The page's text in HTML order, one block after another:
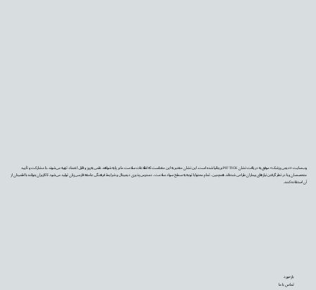
وب‌سایت «دیجی‌پزشک» موفق به دریافت نشان PIF TICK بریتانیا شده است. این نشان معتبر به این معناست که اطلاعات سلامت ما بر پایه شواهد علمی به‌روز و قابل اعتماد تهیه می‌شوند، با مشارکت و تأیید
متخصصان و با در نظر گرفتن نیازهای بیماران طراحی شده‌اند. همچنین، تمام محتوا با توجه به سطح سواد سلامت، دسترس‌پذیری دیجیتال و شرایط فرهنگی جامعه فارسی‌زبان تولید می‌شود تا کاربران بتوانند با اطمینان از
آن استفاده کنند.
بازخورد
تماس با ما